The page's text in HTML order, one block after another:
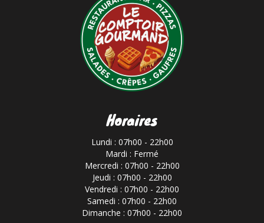
Horaires
Lundi : 07h00 - 22h00
Mardi : Fermé
Mercredi : 07h00 - 22h00
Jeudi : 07h00 - 22h00
Vendredi : 07h00 - 22h00
Samedi : 07h00 - 22h00
Dimanche : 07h00 - 22h00